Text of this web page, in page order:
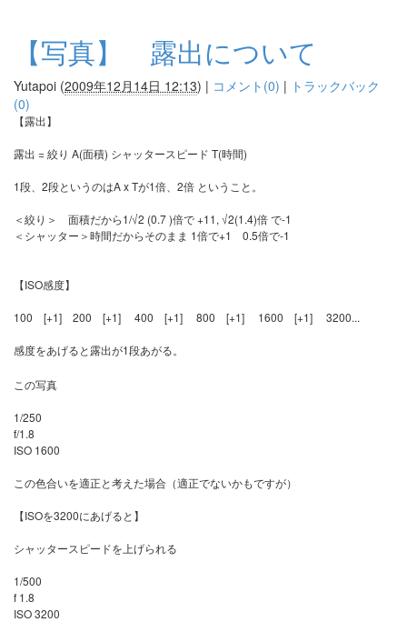
【写真】 露出について
Yutapoi (2009年12月14日 12:13) | コメント(0) | トラックバック
(0)
【露出】
露出 = 絞り A(面積) シャッタースピード T(時間)
1段、2段というのはA x Tが1倍、2倍 ということ。
＜絞り＞ 面積だから1/√2 (0.7 )倍で +11, √2(1.4)倍 で-1
＜シャッター＞時間だからそのまま 1倍で+1 0.5倍で-1
【ISO感度】
100 [+1] 200 [+1] 400 [+1] 800 [+1] 1600 [+1] 3200...
感度をあげると露出が1段あがる。
この写真
1/250
f/1.8
ISO 1600
この色合いを適正と考えた場合（適正でないかもですが）
【ISOを3200にあげると】
シャッタースピードを上げられる
1/500
f 1.8
ISO 3200